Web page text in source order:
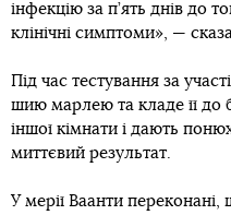
інфекцію за п’ять днів до
клінічні симптоми», —
Під час тестування за
шию марлею та кладе її до
іншої кімнати і дають
миттєвий результат.
У мерії Ваанти